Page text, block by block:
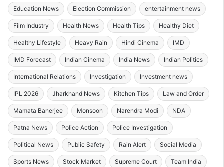
Education News Election Commission entertainment news
Film Industry Health News Health Tips Healthy Diet
Healthy Lifestyle Heavy Rain Hindi Cinema IMD
IMD Forecast Indian Cinema India News Indian Politics
International Relations Investigation Investment news
IPL 2026 Jharkhand News Kitchen Tips Law and Order
Mamata Banerjee Monsoon Narendra Modi NDA
Patna News Police Action Police Investigation
Political News Public Safety Rain Alert Social Media
Sports News Stock Market Supreme Court Team India